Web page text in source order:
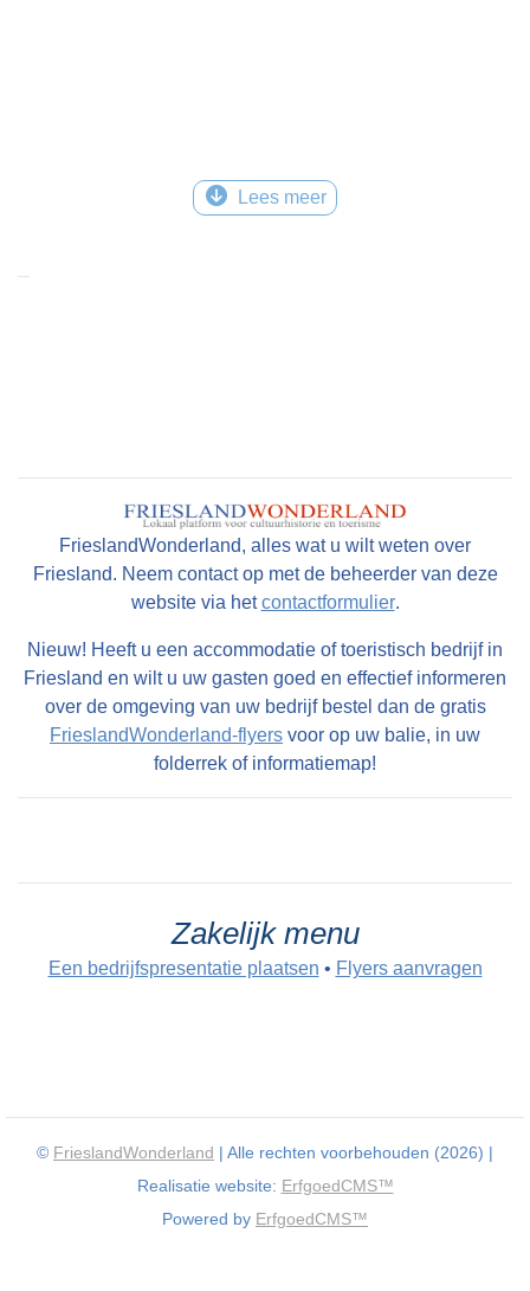
Lees meer
FrieslandWonderland, alles wat u wilt weten over
Friesland. Neem contact op met de beheerder van deze
website via hetcontactformulier.
Nieuw! Heeft u een accommodatie of toeristisch bedrijf in
Friesland en wilt u uw gasten goed en effectief informeren
over de omgeving van uw bedrijf bestel dan de gratis
FrieslandWonderland-flyers voor op uw balie, in uw
folderrek of informatiemap!
Zakelijk menu
Een bedrijfspresentatie plaatsen • Flyers aanvragen
© FrieslandWonderland | Alle rechten voorbehouden (2026) |
Realisatie website: ErfgoedCMS™
Powered by ErfgoedCMS™